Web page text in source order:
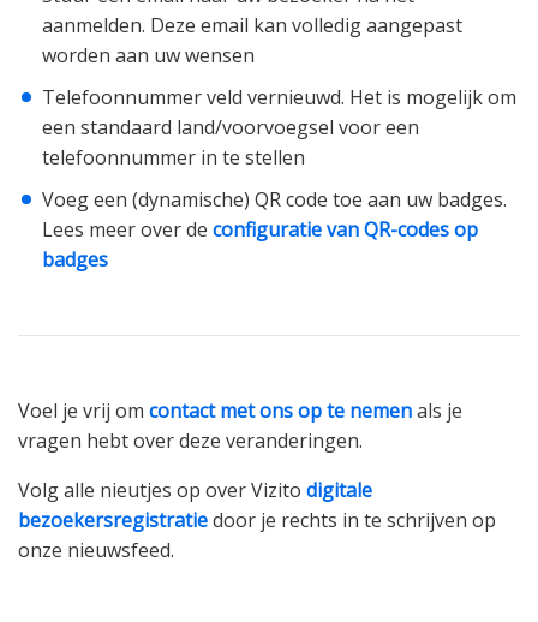
aanmelden. Deze email kan volledig aangepast
worden aan uw wensen
Telefoonnummer veld vernieuwd. Het is mogelijk om
een standaard land/voorvoegsel voor een
telefoonnummer in te stellen
Voeg een (dynamische) QR code toe aan uw badges.
Lees meer over de configuratie van QR-codes op
badges
Voel je vrij om contact met ons op te nemenals je
vragen hebt over deze veranderingen.
Volg alle nieutjes op over Vizito digitale
bezoekersregistratiedoor je rechts in te schrijven op
onze nieuwsfeed.